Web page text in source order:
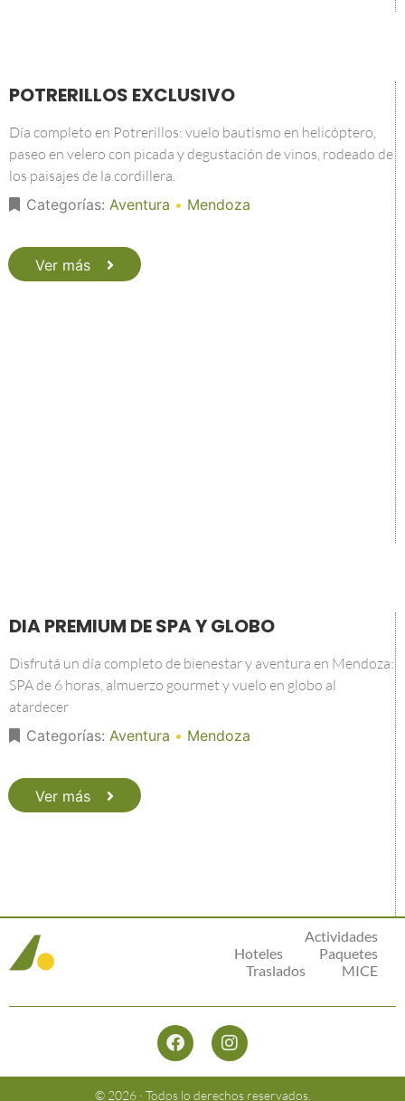
POTRERILLOS EXCLUSIVO
Día completo en Potrerillos: vuelo bautismo en helicóptero,
paseo en velero con picada y degustación de vinos, rodeado de
los paisajes de la cordillera.
Categorías: Aventura • Mendoza
Ver más
DIA PREMIUM DE SPA Y GLOBO
Disfrutá un día completo de bienestar y aventura en Mendoza:
SPA de 6 horas, almuerzo gourmet y vuelo en globo al
atardecer
Categorías: Aventura • Mendoza
Ver más
Actividades
Hoteles
Paquetes
Traslados
MICE
© 2026 · Todos lo derechos reservados.